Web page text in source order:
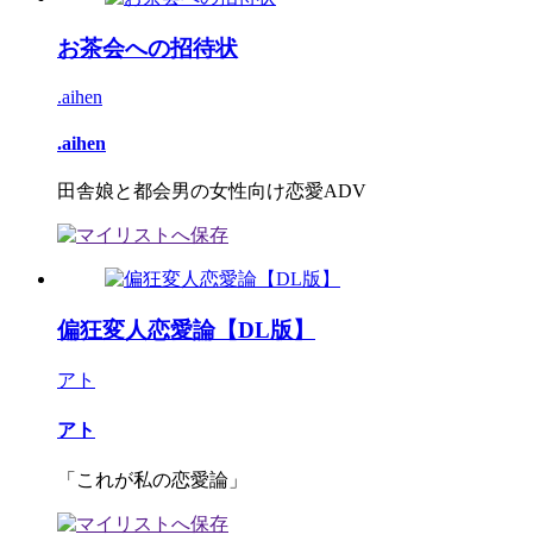
お茶会への招待状
.aihen
.aihen
田舎娘と都会男の女性向け恋愛ADV
偏狂変人恋愛論【DL版】
アト
アト
「これが私の恋愛論」